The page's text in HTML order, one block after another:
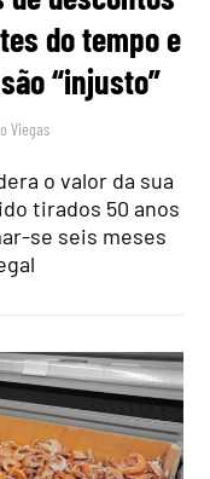
do tempo e
“injusto”
Viegas
o valor da sua
tirados 50 anos
se seis meses